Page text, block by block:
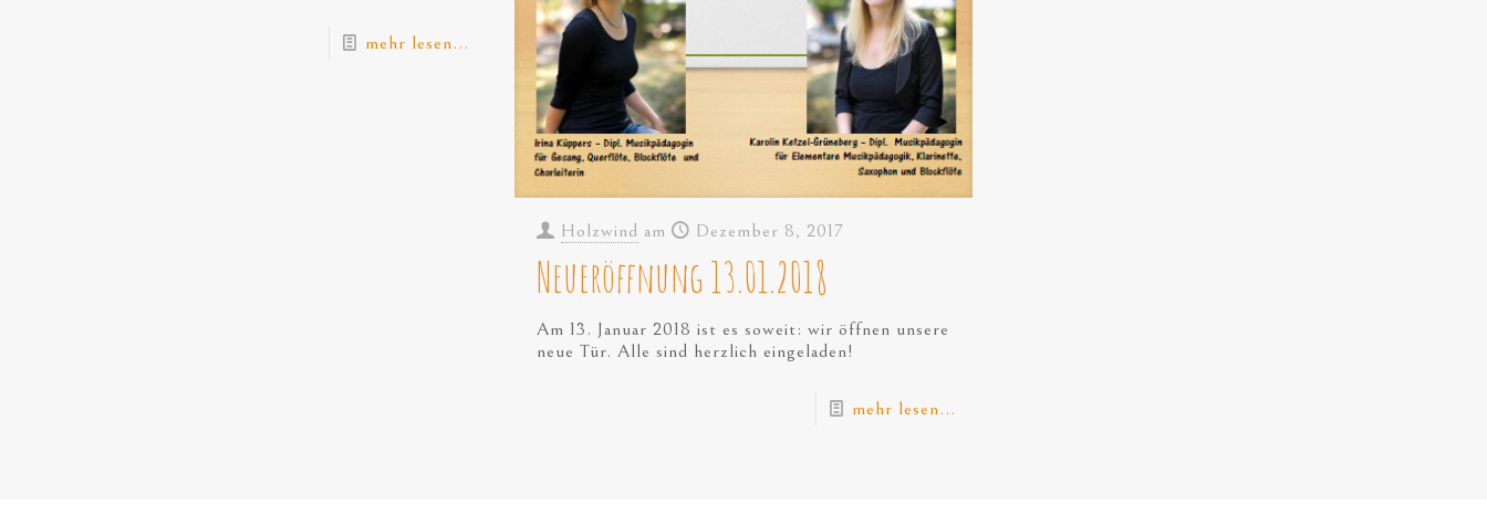
mehr lesen...
Holzwind am Dezember 8, 2017
Neueröffnung 13.01.2018
Am 13. Januar 2018 ist es soweit: wir öffnen unsere
neue Tür. Alle sind herzlich eingeladen!
mehr lesen...